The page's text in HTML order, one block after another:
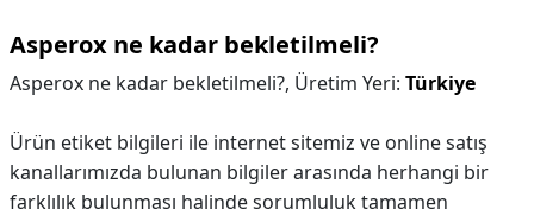
Asperox ne kadar bekletilmeli?
Asperox ne kadar bekletilmeli?, Üretim Yeri: Türkiye
Ürün etiket bilgileri ile internet sitemiz ve online satış
kanallarımızda bulunan bilgiler arasında herhangi bir
farklılık bulunması halinde sorumluluk tamamen